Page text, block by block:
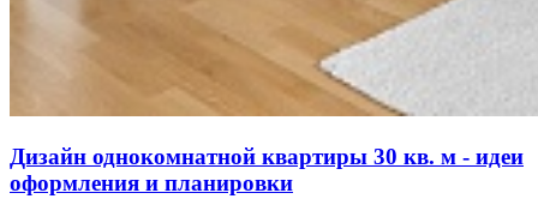
Дизайн однокомнатной квартиры 30 кв. м - идеи
оформления и планировки